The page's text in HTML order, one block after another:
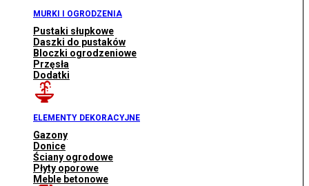
MURKI I OGRODZENIA
Pustaki słupkowe
Daszki do pustaków
Bloczki ogrodzeniowe
Przęsła
Dodatki
ELEMENTY DEKORACYJNE
Gazony
Donice
Ściany ogrodowe
Płyty oporowe
Meble betonowe